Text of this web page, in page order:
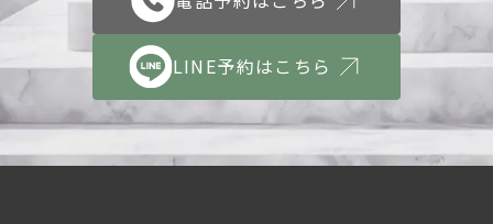
LINE予約はこちら